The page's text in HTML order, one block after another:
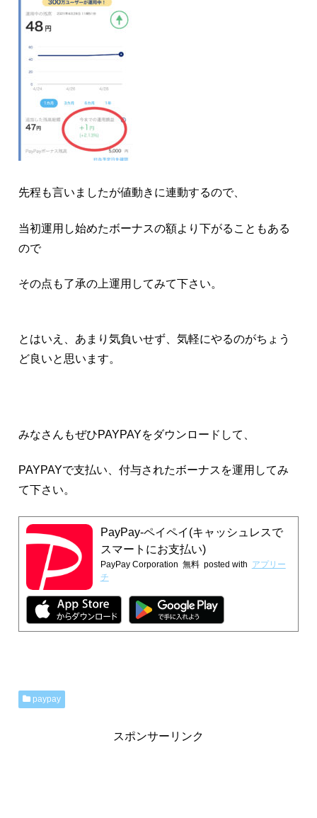
先程も言いましたが値動きに連動するので、
当初運用し始めたボーナスの額より下がることもある
ので
その点も了承の上運用してみて下さい。
とはいえ、あまり気負いせず、気軽にやるのがちょう
ど良いと思います。
みなさんもぜひPAYPAYをダウンロードして、
PAYPAYで支払い、付与されたボーナスを運用してみ
て下さい。
PayPay-ペイペイ(キャッシュレスで
スマートにお支払い)
PayPay Corporation 無料 posted with アプリー
チ
paypay
スポンサーリンク